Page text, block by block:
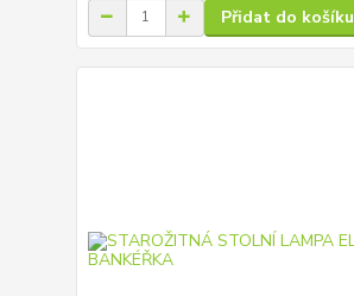
Přidat do košíku